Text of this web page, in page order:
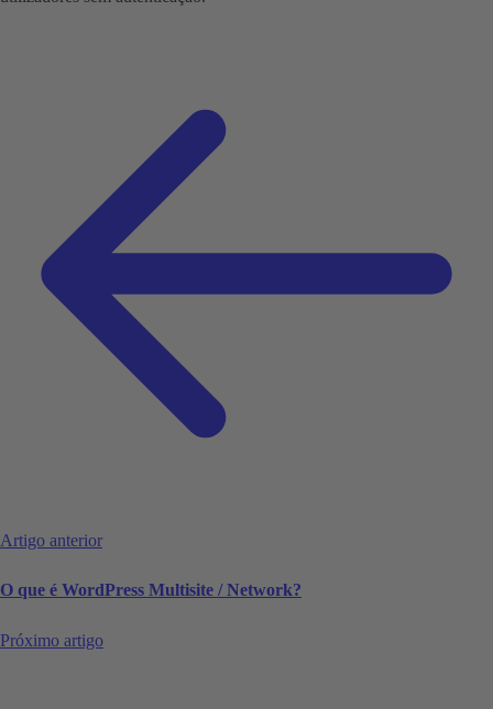
Artigo anterior
O que é WordPress Multisite / Network?
Próximo artigo